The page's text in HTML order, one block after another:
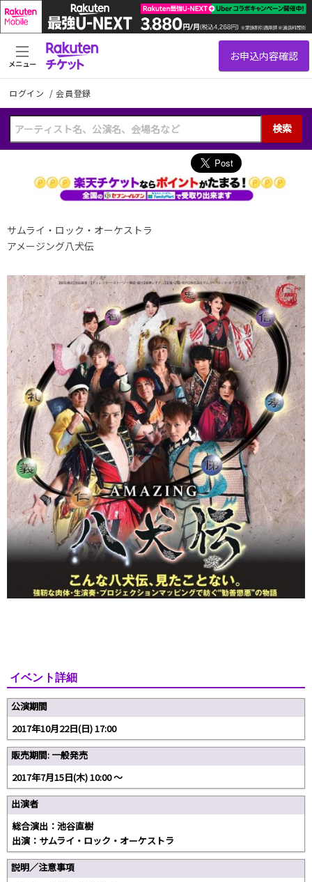
ログイン /会員登録
検索
メニュー
サムライ・ロック・オーケストラ
アメージング八犬伝
イベント詳細
公演期間
2017年10月22日(日) 17:00
販売期間: 一般発売
2017年7月15日(木) 10:00 〜
出演者
総合演出：池谷直樹
出演：サムライ・ロック・オーケストラ
説明／注意事項